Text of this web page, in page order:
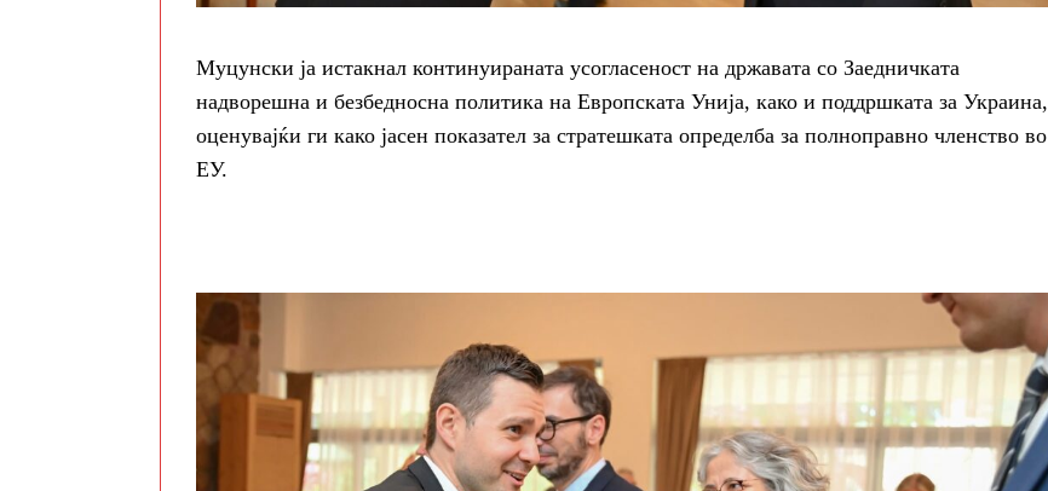
Муцунски ја истакнал континуираната усогласеност на државата со Заедничката
надворешна и безбедносна политика на Европската Унија, како и поддршката за Украина,
оценувајќи ги како јасен показател за стратешката определба за полноправно членство во
ЕУ.